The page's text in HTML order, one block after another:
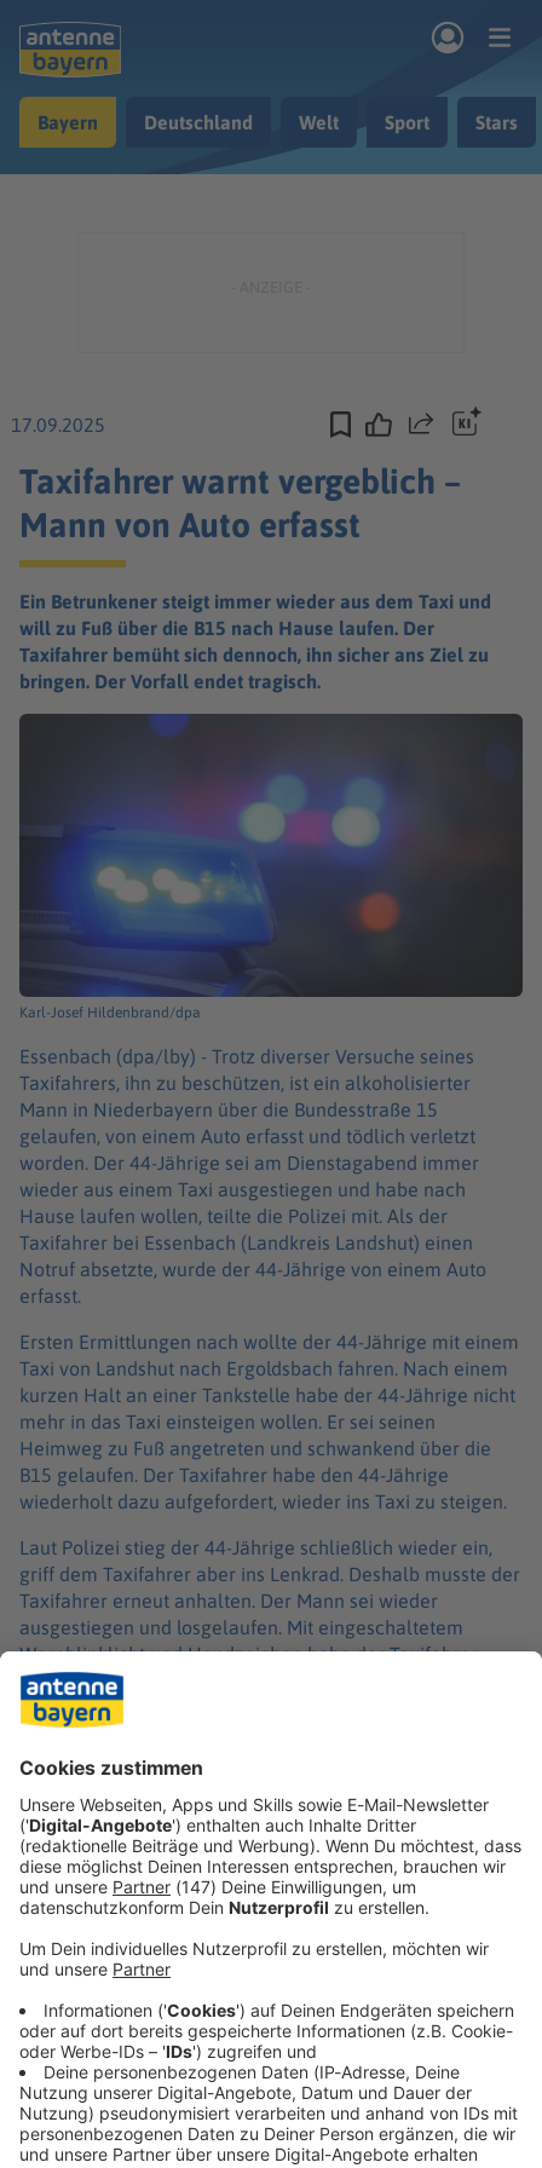
Musik & Radio
Bayern Deutschland Welt Sport Stars
17.09.2025 Teilen
Taxifahrer warnt vergeblich –
Mann von Auto erfasst
Ein Betrunkener steigt immer wieder aus dem Taxi und
will zu Fuß über die B15 nach Hause laufen. Der
Taxifahrer bemüht sich dennoch, ihn sicher ans Ziel zu
bringen. Der Vorfall endet tragisch.
Karl-Josef Hildenbrand/dpa
Essenbach (dpa/lby) - Trotz diverser Versuche seines
Taxifahrers, ihn zu beschützen, ist ein alkoholisierter
Mann in Niederbayern über die Bundesstraße 15
gelaufen, von einem Auto erfasst und tödlich verletzt
worden. Der 44-Jährige sei am Dienstagabend immer
wieder aus einem Taxi ausgestiegen und habe nach
Hause laufen wollen, teilte die Polizei mit. Als der
Taxifahrer bei Essenbach (Landkreis Landshut) einen
Notruf absetzte, wurde der 44-Jährige von einem Auto
erfasst.
Ersten Ermittlungen nach wollte der 44-Jährige mit einem
Taxi von Landshut nach Ergoldsbach fahren. Nach einem
kurzen Halt an einer Tankstelle habe der 44-Jährige nicht
mehr in das Taxi einsteigen wollen. Er sei seinen
Heimweg zu Fuß angetreten und schwankend über die
B15 gelaufen. Der Taxifahrer habe den 44-Jährige
wiederholt dazu aufgefordert, wieder ins Taxi zu steigen.
Laut Polizei stieg der 44-Jährige schließlich wieder ein,
griff dem Taxifahrer aber ins Lenkrad. Deshalb musste der
Taxifahrer erneut anhalten. Der Mann sei wieder
ausgestiegen und losgelaufen. Mit eingeschaltetem
Warnblinklicht und Handzeichen habe der Taxifahrer
andere Verkehrsteilnehmer vor dem erheblich
alkoholisierten 44-Jährigen warnen wollen. Dann wurde
der Mann von einem Auto erfasst, wie es hieß. Zur
genauen Klärung des Unfallhergangs bestellte die